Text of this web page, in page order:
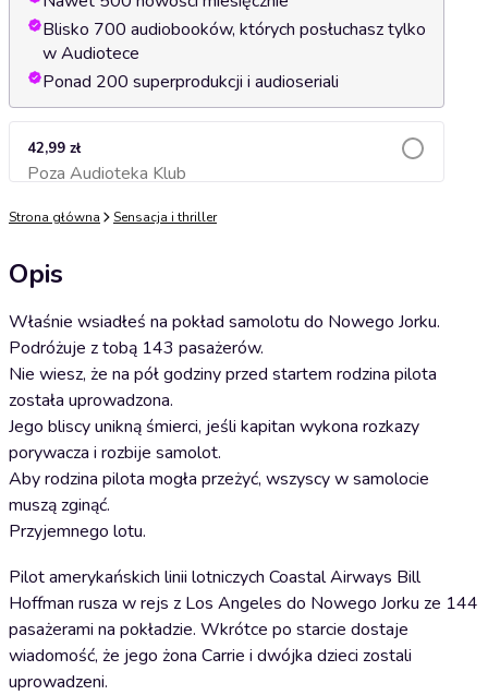
Blisko 700 audiobooków, których posłuchasz tylko
w Audiotece
Ponad 200 superprodukcji i audioseriali
42,99 zł
Poza Audioteka KlubDodaj do koszyka
Strona główna Sensacja i thriller
Opis
Właśnie wsiadłeś na pokład samolotu do Nowego Jorku.
Podróżuje z tobą 143 pasażerów.
Nie wiesz, że na pół godziny przed startem rodzina pilota
została uprowadzona.
Jego bliscy unikną śmierci, jeśli kapitan wykona rozkazy
porywacza i rozbije samolot.
Aby rodzina pilota mogła przeżyć, wszyscy w samolocie
muszą zginąć.
Przyjemnego lotu.
Pilot amerykańskich linii lotniczych Coastal Airways Bill
Hoffman rusza w rejs z Los Angeles do Nowego Jorku ze 144
pasażerami na pokładzie. Wkrótce po starcie dostaje
wiadomość, że jego żona Carrie i dwójka dzieci zostali
uprowadzeni.